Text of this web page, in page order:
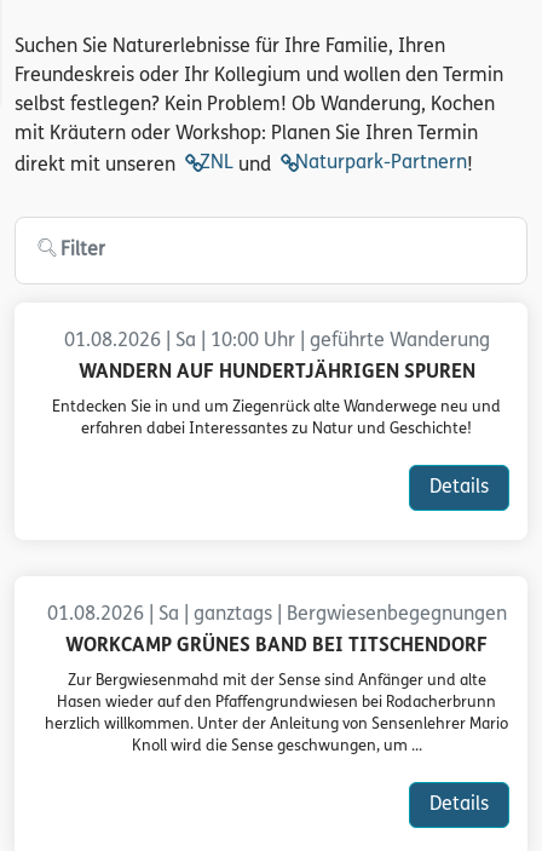
Suchen Sie Naturerlebnisse für Ihre Familie, Ihren
Freundeskreis oder Ihr Kollegium und wollen den Termin
selbst festlegen? Kein Problem! Ob Wanderung, Kochen
mit Kräutern oder Workshop: Planen Sie Ihren Termin
direkt mit unseren
ZNL und Naturpark-Partnern!
Filter
01.08.2026 | Sa | 10:00 Uhr | geführte Wanderung
WANDERN AUF HUNDERTJÄHRIGEN SPUREN
Entdecken Sie in und um Ziegenrück alte Wanderwege neu und
erfahren dabei Interessantes zu Natur und Geschichte!
Details
01.08.2026 | Sa | ganztags | Bergwiesenbegegnungen
WORKCAMP GRÜNES BAND BEI TITSCHENDORF
Zur Bergwiesenmahd mit der Sense sind Anfänger und alte
Hasen wieder auf den Pfaffengrundwiesen bei Rodacherbrunn
herzlich willkommen. Unter der Anleitung von Sensenlehrer Mario
Knoll wird die Sense geschwungen, um ...
Details